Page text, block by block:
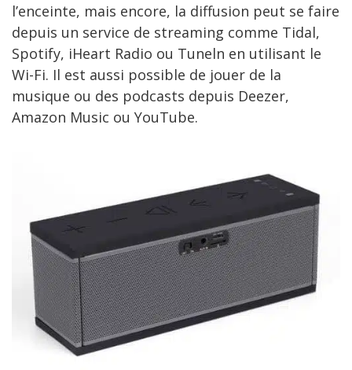
l’enceinte, mais encore, la diffusion peut se faire
depuis un service de streaming comme Tidal,
Spotify, iHeart Radio ou Tuneln en utilisant le
Wi-Fi. Il est aussi possible de jouer de la
musique ou des podcasts depuis Deezer,
Amazon Music ou YouTube.